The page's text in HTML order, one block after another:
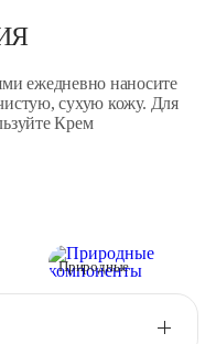
ежедневно наносите
сухую кожу. Для
Крем
Природные